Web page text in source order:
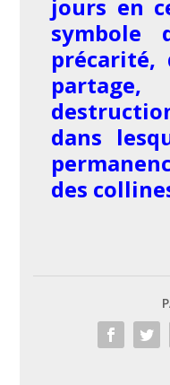
jours en
symbole
précarité,
dans
des